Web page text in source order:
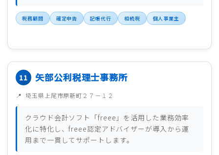
税務顧問 確定申告 記帳代行 相続税 個人事業主
矢部公利税理士事務所
埼玉県上尾市原新町２７－１２
クラウド会計ソフト「freee」を活用した業務効率
化に特化し、freee認定アドバイザーが導入から運
用まで一貫してサポートします。